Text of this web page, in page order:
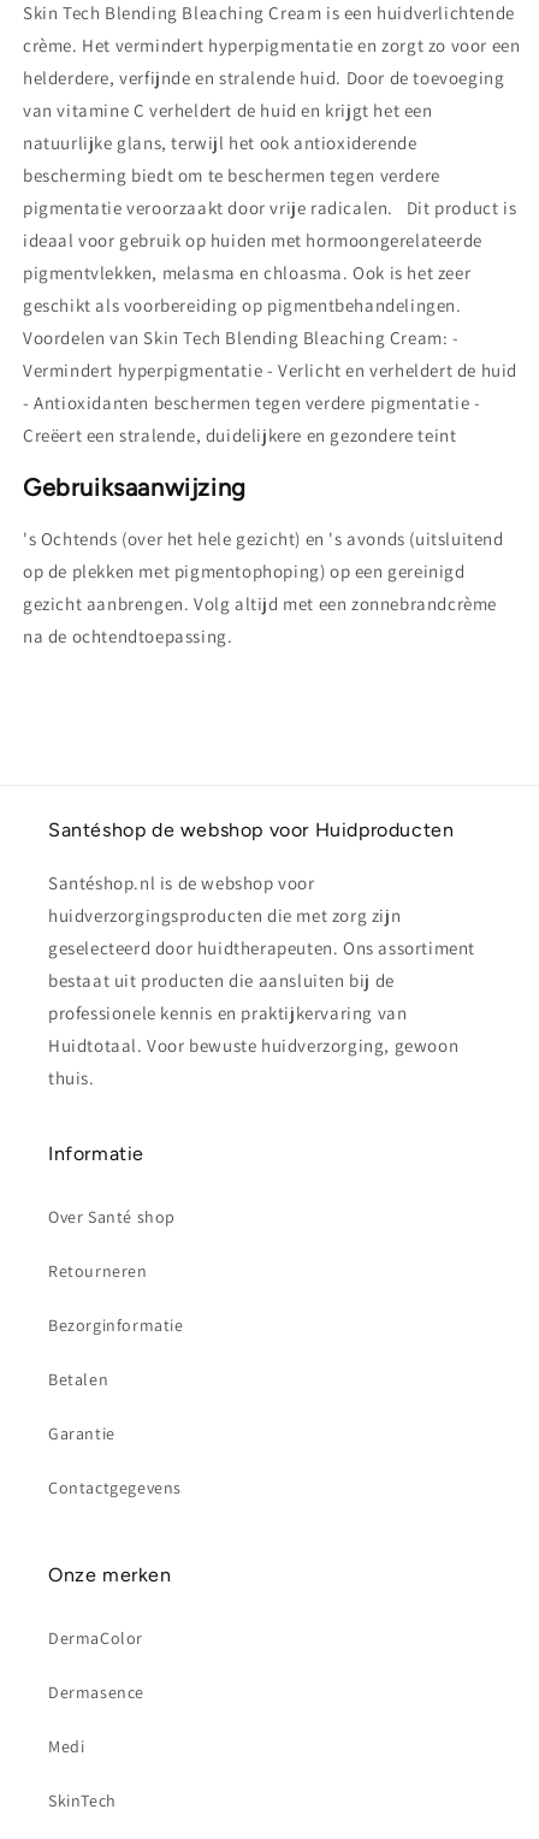
Cream
Cream
Skin Tech Blending Bleaching Cream is een huidverlichtende
crème. Het vermindert hyperpigmentatie en zorgt zo voor een
helderdere, verfijnde en stralende huid. Door de toevoeging
van vitamine C verheldert de huid en krijgt het een
natuurlijke glans, terwijl het ook antioxiderende
bescherming biedt om te beschermen tegen verdere
pigmentatie veroorzaakt door vrije radicalen. Dit product is
ideaal voor gebruik op huiden met hormoongerelateerde
pigmentvlekken, melasma en chloasma. Ook is het zeer
geschikt als voorbereiding op pigmentbehandelingen.
Voordelen van Skin Tech Blending Bleaching Cream: -
Vermindert hyperpigmentatie - Verlicht en verheldert de huid
- Antioxidanten beschermen tegen verdere pigmentatie -
Creëert een stralende, duidelijkere en gezondere teint
Gebruiksaanwijzing
's Ochtends (over het hele gezicht) en 's avonds (uitsluitend
op de plekken met pigmentophoping) op een gereinigd
gezicht aanbrengen. Volg altijd met een zonnebrandcrème
na de ochtendtoepassing.
Santéshop de webshop voor Huidproducten
Santéshop.nl is de webshop voor
huidverzorgingsproducten die met zorg zijn
geselecteerd door huidtherapeuten. Ons assortiment
bestaat uit producten die aansluiten bij de
professionele kennis en praktijkervaring van
Huidtotaal. Voor bewuste huidverzorging, gewoon
thuis.
Informatie
Over Santé shop
Retourneren
Bezorginformatie
Betalen
Garantie
Contactgegevens
Onze merken
DermaColor
Dermasence
Medi
SkinTech